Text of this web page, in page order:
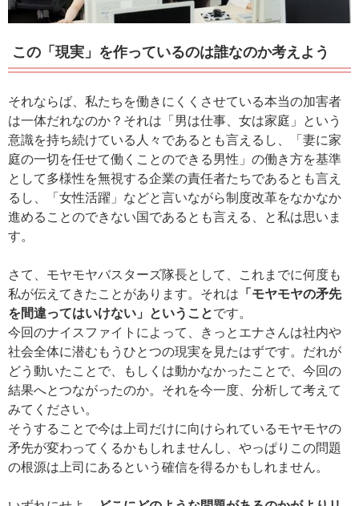
この「現実」を作っているのは誰なのか考えよう
それならば、私たちを働きにくくさせている本当の加害者
は一体だれなのか？それは「男は仕事、女は家庭」という
意識を持ち続けている人々であるとも言えるし、「妻に家
庭の一切を任せて働くことのできる男性」の働き方を基準
として多様性を無視する企業の責任者たちであるとも言え
るし、「女性活躍」などと言いながら制度改革をなかなか
進めることのできない国であるとも言える、と私は思いま
す。
さて、モヤモヤバスターズ隊長として、これまでに何度も
私が伝えてきたことがあります。それは 「モヤモヤの矛先
を間違ってはいけない」ということです。
今回のナイスファイトによって、きっとエナさんは社内や
社会全体に潜むもうひとつの現実を見たはずです。だれが
どう動いたことで、もしくは動かなかったことで、今回の
結果へとつながったのか。それを今一度、分析して考えて
みてください。
そうすることで今は上司だけに向けられているモヤモヤの
矛先が変わってくるかもしれませんし、やっぱりこの問題
の根源は上司にあるという確信を得るかもしれません。